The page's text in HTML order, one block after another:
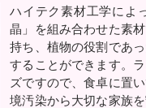
ハイテク素材工学によ
晶」を組み合わせた素
持ち、植物の役割であ
することができます。
ズですので、食卓に置
境汚染から大切な家族